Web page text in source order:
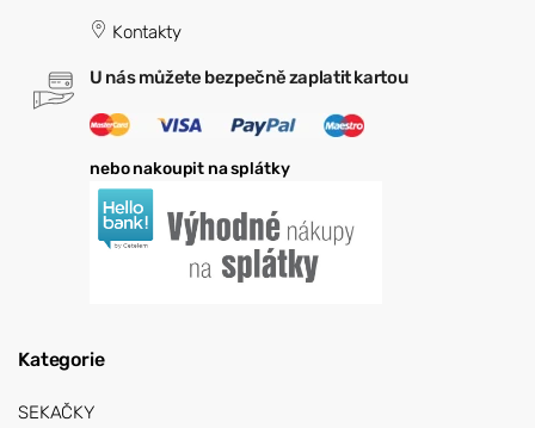
Kontakty
U nás můžete bezpečně zaplatit kartou
nebo nakoupit na splátky
Kategorie
SEKAČKY